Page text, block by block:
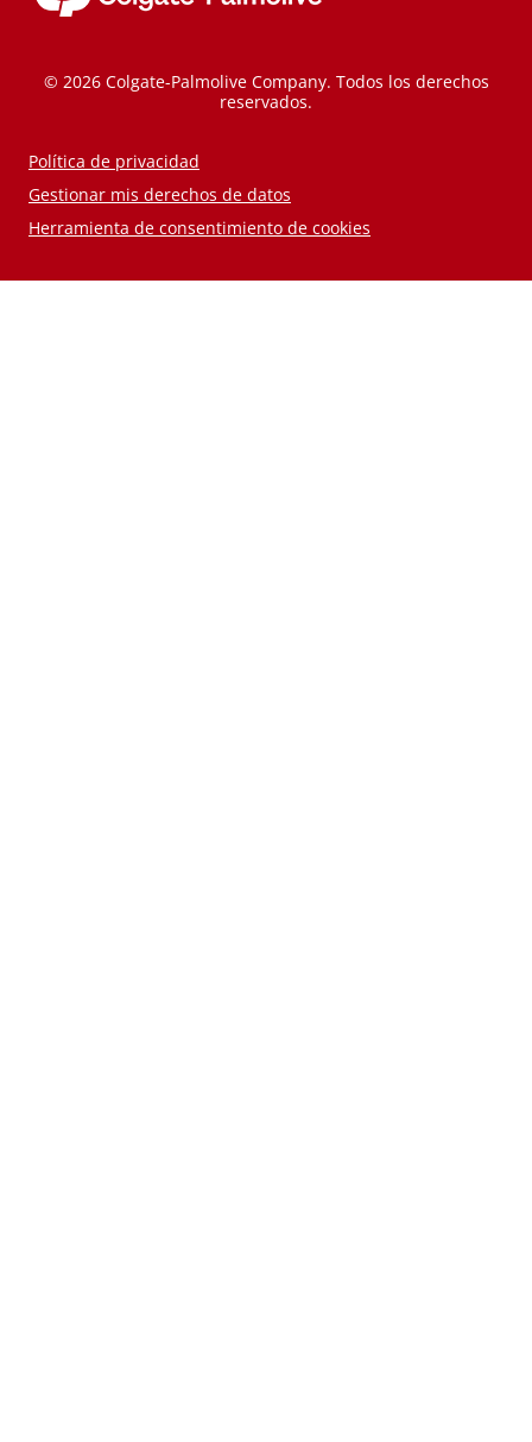
© 2026 Colgate-Palmolive Company. Todos los derechos
reservados.
Política de privacidad
Gestionar mis derechos de datos
Herramienta de consentimiento de cookies